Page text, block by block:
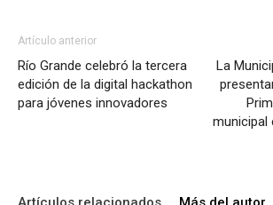
Artículo anterior
Río Grande celebró la tercera
edición de la digital hackathon
para jóvenes innovadores
La
municipal